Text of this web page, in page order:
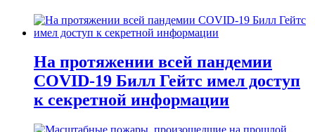
На протяжении всей пандемии
COVID-19 Билл Гейтс имел доступ
к секретной информации